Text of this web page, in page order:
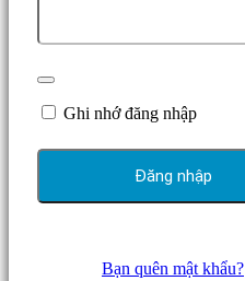
Ghi nhớ đăng nhập
Bạn quên mật khẩu?